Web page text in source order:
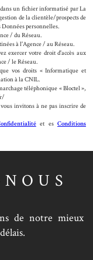
un fichier informatisé par La
de la clientèle/prospects de
personnelles.
/ du Réseau.
à l'Agence / au Réseau.
exercer votre droit d'accès aux
/ le Réseau.
vos droits « Informatique et
à la CNIL.
téléphonique « Bloctel »,
invitons à ne pas inscrire de
et esConditions
de notre mieux